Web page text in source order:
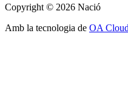
Copyright © 2026 Nació
Amb la tecnologia de OA Cloud